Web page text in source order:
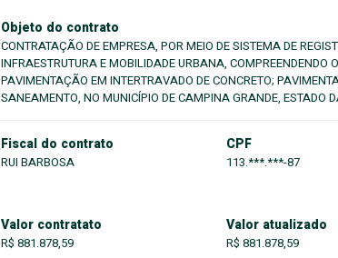
Objeto do contrato
CONTRATAÇÃO DE EMPRESA, POR MEIO DE SISTEMA DE
INFRAESTRUTURA E MOBILIDADE URBANA, COMPREENDENDO
PAVIMENTAÇÃO EM INTERTRAVADO DE CONCRETO;
SANEAMENTO, NO MUNICÍPIO DE CAMPINA GRANDE, ESTADO
Fiscal do contrato
RUI BARBOSA
CPF
113.***.***-87
Valor contratato
R$ 881.878,59
Valor atualizado
R$ 881.878,59